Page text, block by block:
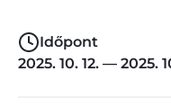
Időpont
2025. 10. 12. — 2025.